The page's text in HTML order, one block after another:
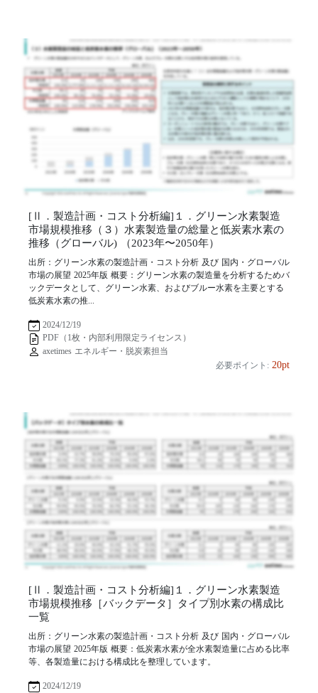
[Ⅱ．製造計画・コスト分析編]１．グリーン水素製造
市場規模推移（３）水素製造量の総量と低炭素水素の
推移（グローバル) （2023年〜2050年）
出所：グリーン水素の製造計画・コスト分析 及び 国内・グローバル
市場の展望 2025年版 概要：グリーン水素の製造量を分析するためバ
ックデータとして、グリーン水素、およびブルー水素を主要とする
低炭素水素の推...
2024/12/19
PDF（1枚・内部利用限定ライセンス）
axetimes エネルギー・脱炭素担当
必要ポイント: 20pt
[Ⅱ．製造計画・コスト分析編]１．グリーン水素製造
市場規模推移［バックデータ］タイプ別水素の構成比
一覧
出所：グリーン水素の製造計画・コスト分析 及び 国内・グローバル
市場の展望 2025年版 概要：低炭素水素が全水素製造量に占める比率
等、各製造量における構成比を整理しています。
2024/12/19